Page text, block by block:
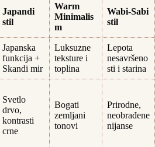
Japandi
stil
Warm
Minimalis
m
Wabi-Sabi
stil
Japanska
funkcija +
Skandi mir
Luksuzne
teksture i
toplina
Lepota
nesavršeno
sti i starina
Svetlo
drvo,
kontrasti
crne
Bogati
zemljani
tonovi
Prirodne,
neobrađene
nijanse